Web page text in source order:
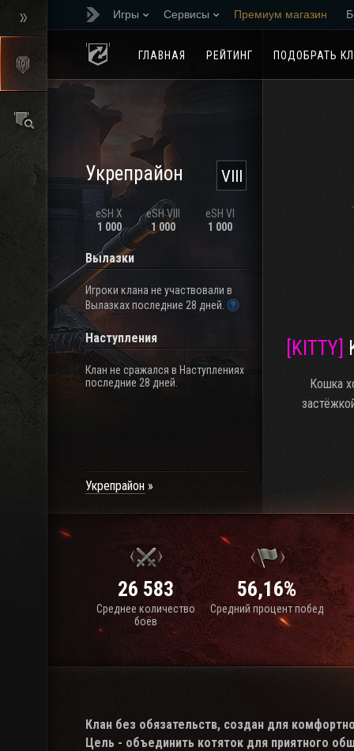
Игры Сервисы Премиум магазин
ГЛАВНАЯ
РЕЙТИНГ ПОДОБРАТЬ
VIII
Укрепрайон
eSH X
1 000
eSH VIII
1 000
eSH VI
1 000
Вылазки
Игроки клана не участвовали в
Вылазках последние 28 дней.
Наступления
Клан не сражался в Наступлениях
последние 28 дней.
Укрепрайон
[KITTY]
Кошка
26 583
Среднее количество
боёв
56,16%
Средний процент побед
Клан без обязательств, создан для
Цель - объединить котяток для приятного